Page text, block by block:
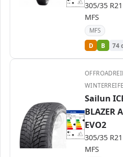
74 dB B
305/35
MFS
MFS
D B 74
ENERG
Sailun
3220022431
305/35 R21 109W
C1
C C C
74 dB B
Sailun
BLAZER
EVO2
305/35
MFS